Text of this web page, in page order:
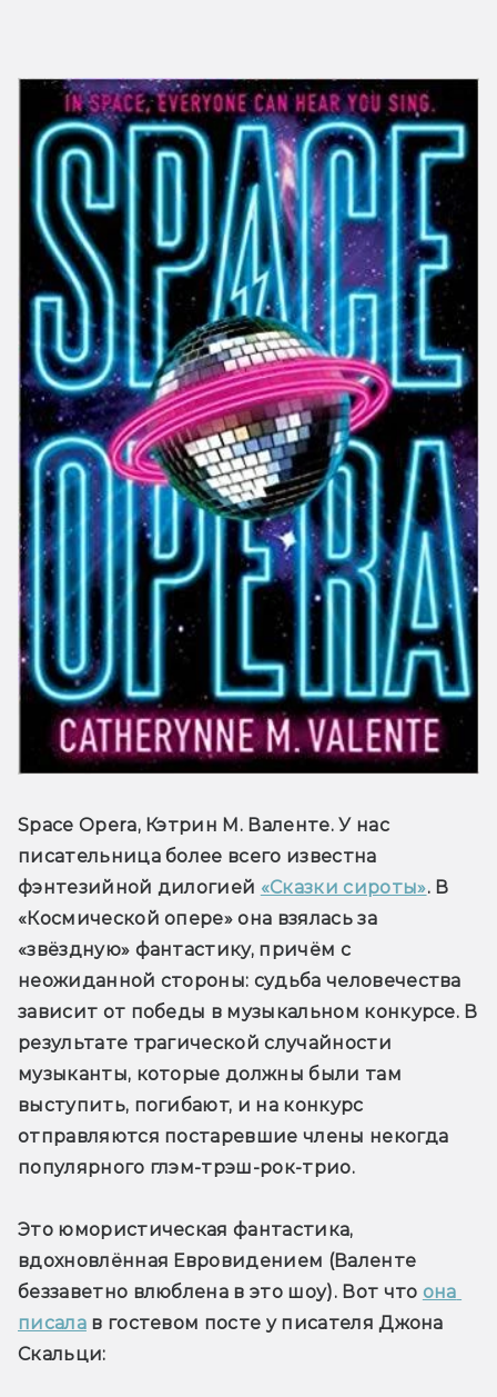
Space Opera, Кэтрин М. Валенте. У нас
писательница более всего известна
фэнтезийной дилогией «Сказки сироты». В
«Космической опере» она взялась за
«звёздную» фантастику, причём с
неожиданной стороны: судьба человечества
зависит от победы в музыкальном конкурсе. В
результате трагической случайности
музыканты, которые должны были там
выступить, погибают, и на конкурс
отправляются постаревшие члены некогда
популярного глэм-трэш-рок-трио.
Это юмористическая фантастика,
вдохновлённая Евровидением (Валенте
беззаветно влюблена в это шоу). Вот что она
писала в гостевом посте у писателя Джона
Скальци: